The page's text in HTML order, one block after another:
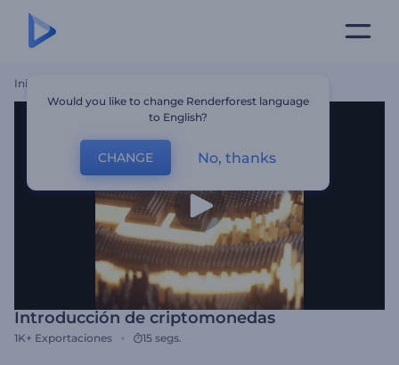
Inicio
Introducción de criptomonedas
1K+ Exportaciones 15 segs.
Would you like to change Renderforest language
to English?
CHANGE No, thanks